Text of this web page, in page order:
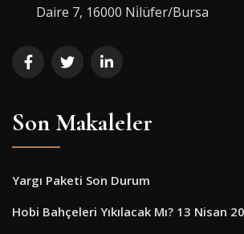
Daire 7, 16000 Ni̇lüfer/Bursa
Son Makaleler
Yargı Paketi Son Durum
Hobi Bahçeleri Yıkılacak Mı? 13 Nisan